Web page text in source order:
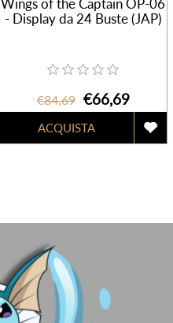
Wings of the Captain OP-06
- Display da 24 Buste (JAP)
€84,69 €66,69